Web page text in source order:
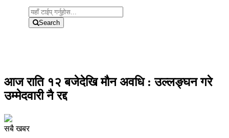
Search
आज राति १२ बजेदेखि मौन अवधि : उल्लङ्घन गरे
उम्मेदवारी नै रद्द
सबै खबर